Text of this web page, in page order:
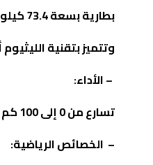
بطارية بسعة 73.4 كيلووات تُمكن السيارة من قطع مسافة تصل إلى 500 كم بشحنة كاملة.
وتتميز بتقنية
–الأداء:
تسارع من 0 إلى 100 كم في 9.5 ثانية
– الخصائص الرياضية: